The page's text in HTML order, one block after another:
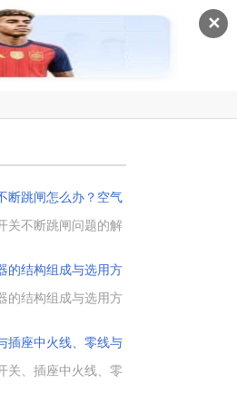
✕
断跳闸怎么办？空气
关不断跳闸问题的解
些，如何解决此问
了解下。...
的结构组成与选用方
的结构组成与选用方
断路器为例介绍断路
工作原理、使用与选
路器主要由3个基本
插座中火线、零线与
关、插座中火线、零